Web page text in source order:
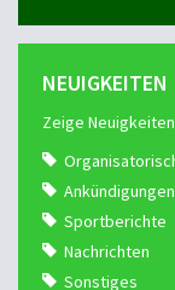
NEUIGKEITEN
Zeige
Ankündigungen
Sportberichte
Nachrichten
Sonstiges